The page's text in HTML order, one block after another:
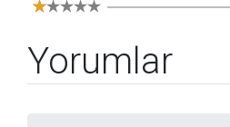
Yorumlar